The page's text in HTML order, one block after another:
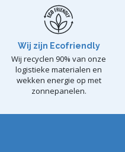
Wij zijn Ecofriendly
Wij recyclen 90% van onze
logistieke materialen en
wekken energie op met
zonnepanelen.